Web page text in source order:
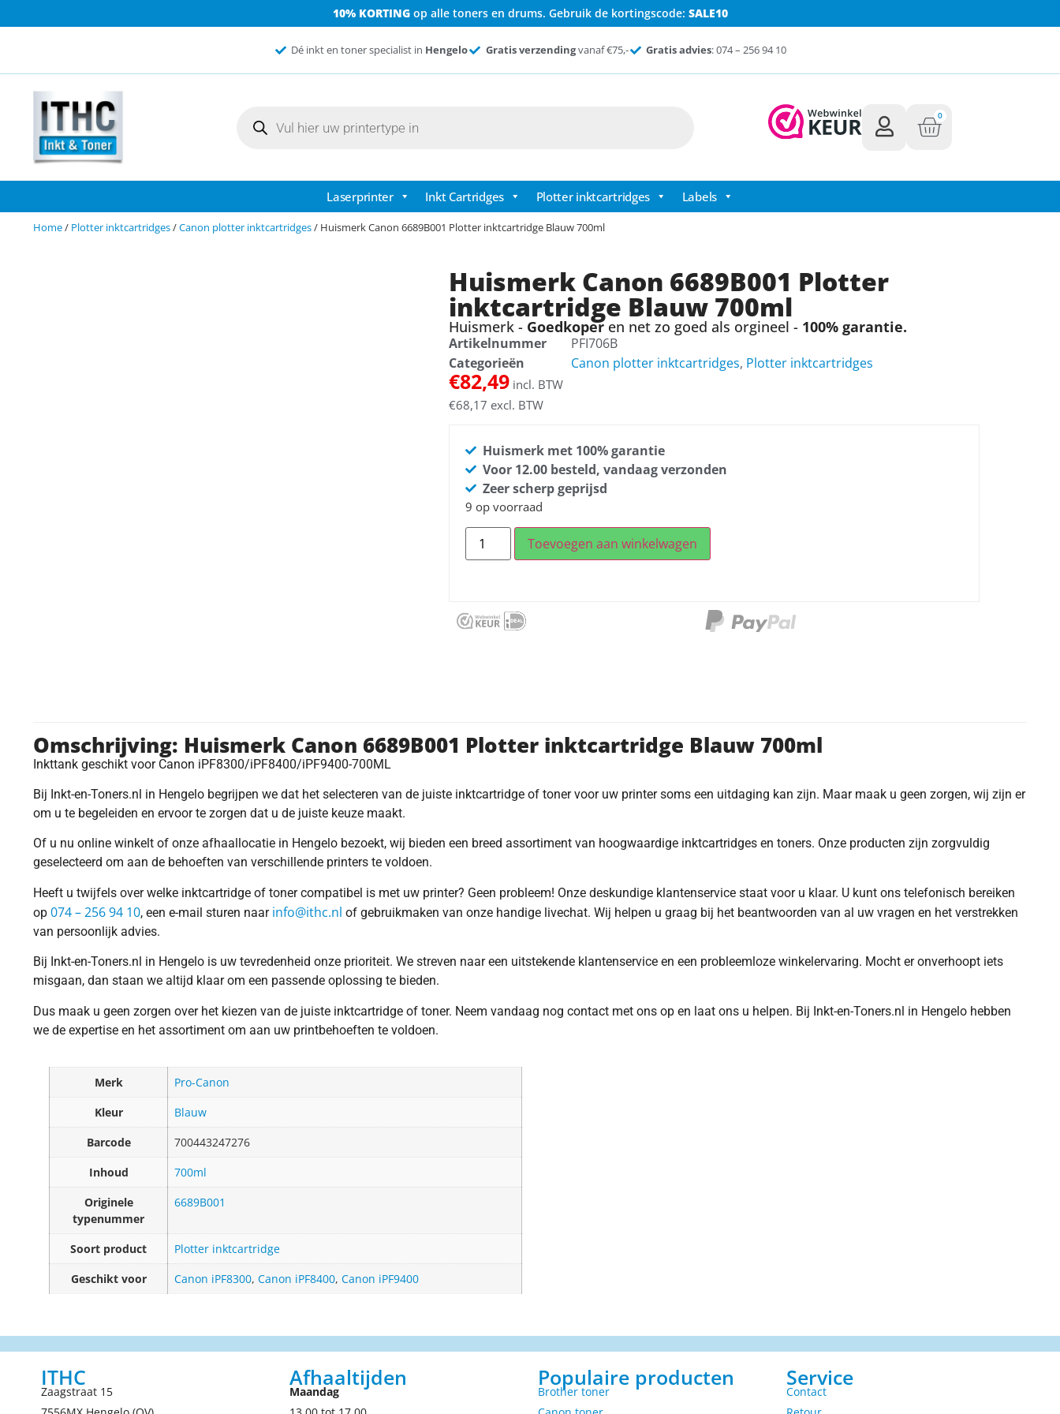
10% KORTINGop alle toners en drums. Gebruik de kortingscode: SALE10
Dé inkt en toner specialist in Hengelo Gratis verzendingvanaf €75,- Gratis advies: 074 – 256 94 10
0
Laserprinter Inkt Cartridges Plotter inktcartridges Labels
Home/ Plotter inktcartridges/Canon plotter inktcartridges/ Huismerk Canon 6689B001 Plotter inktcartridge Blauw 700ml
Huismerk Canon 6689B001 Plotter
inktcartridge Blauw 700ml
Huismerk - Goedkoperen net zo goed als orgineel - 100% garantie.
Artikelnummer
PFI706B
Categorieën
Canon plotter inktcartridges, Plotter inktcartridges
€82,49incl. BTW
€68,17 excl. BTW
Huismerk met 100% garantie
Voor 12.00 besteld, vandaag verzonden
Zeer scherp geprijsd
9 op voorraad
Toevoegen aan winkelwagen
Omschrijving: Huismerk Canon 6689B001 Plotter inktcartridge Blauw 700ml
Inkttank geschikt voor Canon iPF8300/iPF8400/iPF9400-700ML
Bij Inkt-en-Toners.nl in Hengelo begrijpen we dat het selecteren van de juiste inktcartridge of toner voor uw printer soms een uitdaging kan zijn. Maar maak u geen zorgen, wij zijn er
om u te begeleiden en ervoor te zorgen dat u de juiste keuze maakt.
Of u nu online winkelt of onze afhaallocatie in Hengelo bezoekt, wij bieden een breed assortiment van hoogwaardige inktcartridges en toners. Onze producten zijn zorgvuldig
geselecteerd om aan de behoeften van verschillende printers te voldoen.
Heeft u twijfels over welke inktcartridge of toner compatibel is met uw printer? Geen probleem! Onze deskundige klantenservice staat voor u klaar. U kunt ons telefonisch bereiken
op 074 – 256 94 10, een e-mail sturen naar info@ithc.nl of gebruikmaken van onze handige livechat. Wij helpen u graag bij het beantwoorden van al uw vragen en het verstrekken
van persoonlijk advies.
Bij Inkt-en-Toners.nl in Hengelo is uw tevredenheid onze prioriteit. We streven naar een uitstekende klantenservice en een probleemloze winkelervaring. Mocht er onverhoopt iets
misgaan, dan staan we altijd klaar om een passende oplossing te bieden.
Dus maak u geen zorgen over het kiezen van de juiste inktcartridge of toner. Neem vandaag nog contact met ons op en laat ons u helpen. Bij Inkt-en-Toners.nl in Hengelo hebben
we de expertise en het assortiment om aan uw printbehoeften te voldoen.
Merk
Pro-Canon
Kleur
Blauw
Barcode
700443247276
Inhoud
700ml
Originele
typenummer
6689B001
Soort product
Plotter inktcartridge
Geschikt voor
Canon iPF8300, Canon iPF8400, Canon iPF9400
ITHC
Zaagstraat 15
Afhaaltijden
Maandag
Populaire producten
Brother toner
Service
Contact